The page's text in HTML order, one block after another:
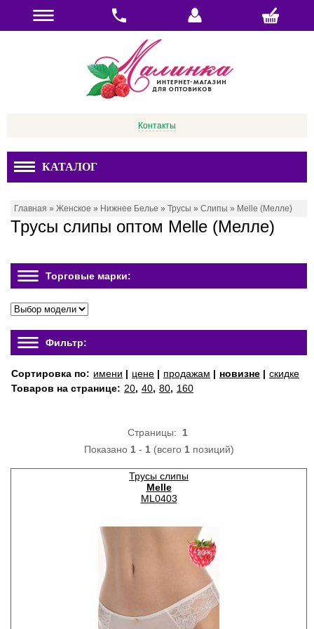
Контакты
КАТАЛОГ
Главная » Женское » Нижнее Белье » Трусы » Слипы » Melle (Мелле)
Трусы слипы оптом Melle (Мелле)
Торговые марки:
Фильтр:
Сортировка по: имени | цене | продажам | новизне | скидке
Товаров на странице: 20, 40, 80, 160
Страницы: 1
Показано 1- 1(всего 1позиций)
Трусы слипы
Melle
ML0403
−20%